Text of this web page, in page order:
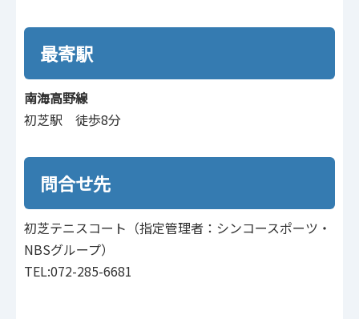
最寄駅
南海高野線
初芝駅 徒歩8分
問合せ先
初芝テニスコート（指定管理者：シンコースポーツ・
NBSグループ）
TEL:072-285-6681